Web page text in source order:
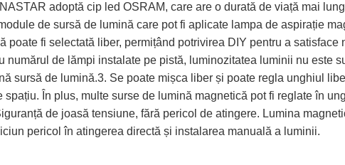
adoptă cip led OSRAM, care are o durată de viață mai
de sursă de lumină care pot fi aplicate lampa de aspirație
fi selectată liber, permițând potrivirea DIY pentru a
de lămpi instalate pe pistă, luminozitatea luminii nu este
sursă de lumină.3. Se poate mișca liber și poate regla unghiul
În plus, multe surse de lumină magnetică pot fi reglate în
de joasă tensiune, fără pericol de atingere. Lumina
pericol în atingerea directă și instalarea manuală a luminii.